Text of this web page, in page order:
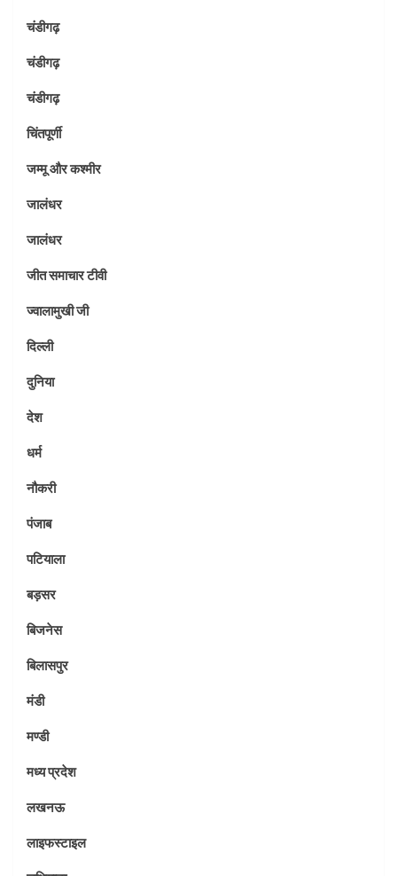
चंडीगढ़
चंडीगढ़
चंडीगढ़
चिंतपूर्णी
जम्मू और कश्मीर
जालंधर
जालंधर
जीत समाचार टीवी
ज्वालामुखी जी
दिल्ली
दुनिया
देश
धर्म
नौकरी
पंजाब
पटियाला
बड़सर
बिजनेस
बिलासपुर
मंडी
मण्डी
मध्य प्रदेश
लखनऊ
लाइफस्टाइल